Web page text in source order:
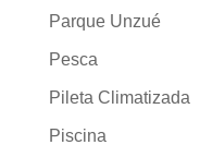
Parque Unzué
Pesca
Pileta Climatizada
Piscina